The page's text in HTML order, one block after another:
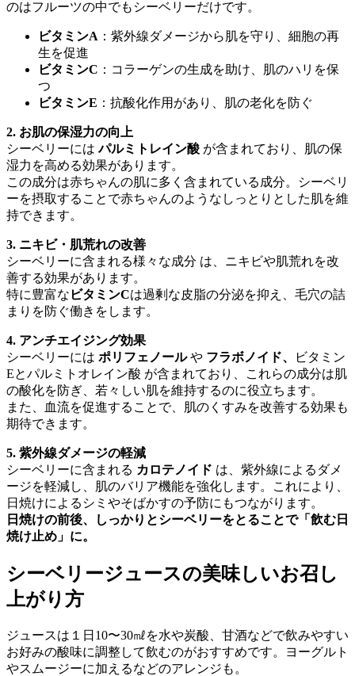
のはフルーツの中でもシーベリーだけです。
ビタミンA ：紫外線ダメージから肌を守り、細胞の再
生を促進
ビタミンC ：コラーゲンの生成を助け、肌のハリを保
つ
ビタミンE ：抗酸化作用があり、肌の老化を防ぐ
2. お肌の保湿力の向上
シーベリーにはパルミトレイン酸 が含まれており、肌の保
湿力を高める効果があります。
この成分は赤ちゃんの肌に多く含まれている成分。シーベリ
ーを摂取することで赤ちゃんのようなしっとりとした肌を維
持できます。
3. ニキビ・肌荒れの改善
シーベリーに含まれる様々な成分 は、ニキビや肌荒れを改
善する効果があります。
特に豊富な ビタミンCは過剰な皮脂の分泌を抑え、毛穴の詰
まりを防ぐ働きをします。
4. アンチエイジング効果
シーベリーには ポリフェノールや フラボノイド、
ビタミン
Eとパルミトオレイン酸 が含まれており、これらの成分は肌
の酸化を防ぎ、若々しい肌を維持するのに役立ちます。
また、血流を促進することで、肌のくすみを改善する効果も
期待できます。
5. 紫外線ダメージの軽減
シーベリーに含まれる カロテノイド は、紫外線によるダメ
ージを軽減し、肌のバリア機能を強化します。これにより、
日焼けによるシミやそばかすの予防にもつながります。
日焼けの前後、しっかりとシーベリーをとることで「飲む日
焼け止め」に。
シーベリージュースの美味しいお召し
上がり方
ジュースは１日10〜30㎖を水や炭酸、甘酒などで飲みやすい
お好みの酸味に調整して飲むのがおすすめです。ヨーグルト
やスムージーに加えるなどのアレンジも。